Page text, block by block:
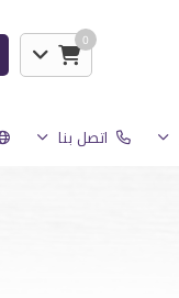
0
اتصل بنا